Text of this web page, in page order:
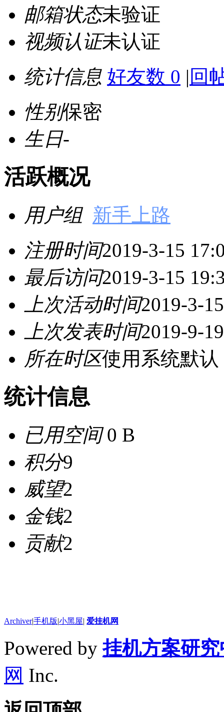
邮箱状态未验证
视频认证未认证
统计信息 好友数 0 | 回
性别保密
生日-
活跃概况
用户组 新手上路
注册时间2019-3-15
最后访问2019-3-15
上次活动时间2019-3-
上次发表时间2019-9-
所在时区使用系统默认
统计信息
已用空间0 B
积分9
威望2
金钱2
贡献2
Archiver|手机版|小黑屋| 爱挂机网
Powered by挂机方案研
网 Inc.